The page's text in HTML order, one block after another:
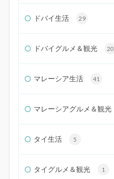
ドバイ生活 29
ドバイグルメ＆観光 20
マレーシア生活 41
マレーシアグルメ＆観光
タイ生活 5
タイグルメ＆観光 1